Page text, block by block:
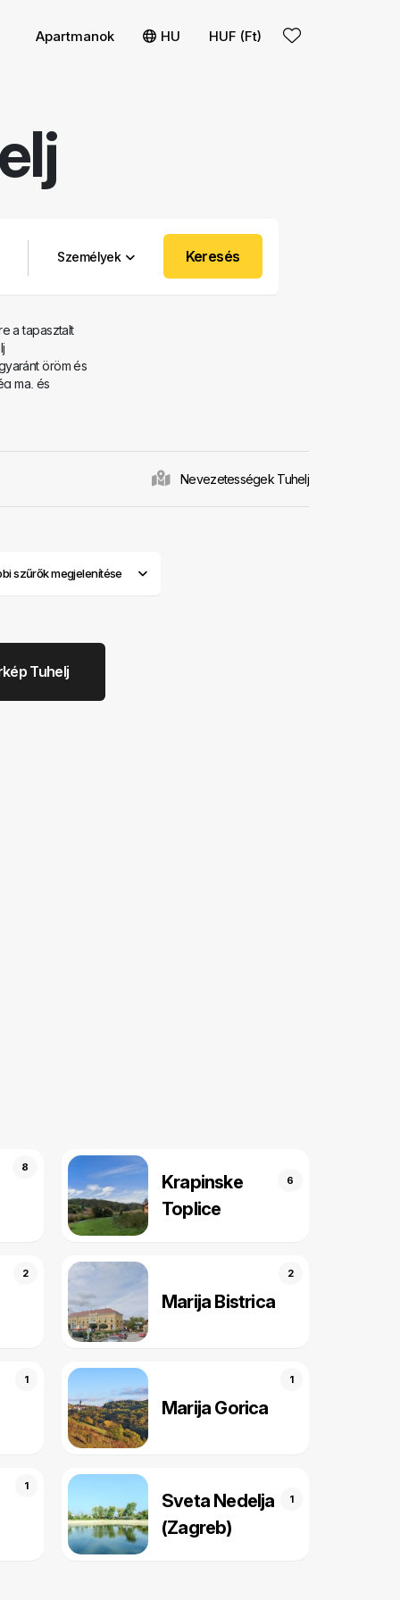
Apartmanok HU HUF (Ft)
Személyek Keresés
a tapasztalt
öröm és
ma, és
Nevezetességek Tuhelj
szűrők megjelenítése
Tuhelj
8
Krapinske
Toplice
6
2
Marija Bistrica
2
1
Marija Gorica
1
1
Sveta Nedelja
(Zagreb)
1